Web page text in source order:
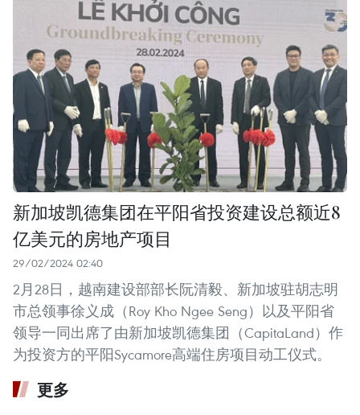
新加坡凯德集团在平阳省投资建设总额近8
亿美元的房地产项目
29/02/2024 02:40
2月28日，越南建设部部长阮清毅、新加坡驻胡志明
市总领事徐义成（Roy Kho Ngee Seng）以及平阳省
领导一同出席了由新加坡凯德集团（CapitaLand）作
为投资方的平阳Sycamore高端住房项目动工仪式。
更多